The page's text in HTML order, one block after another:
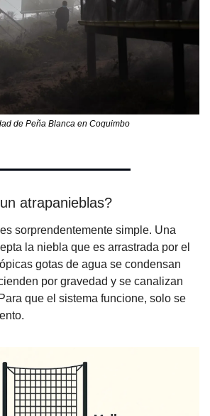
de Peña Blanca en Coquimbo
atrapanieblas?
sorprendentemente simple. Una
la niebla que es arrastrada por el
gotas de agua se condensan
por gravedad y se canalizan
que el sistema funcione, solo se